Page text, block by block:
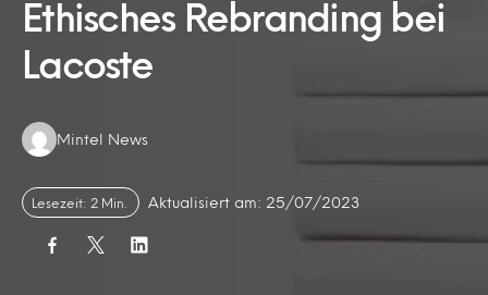
Ethisches Rebranding bei
Lacoste
Authors:
Mintel News
Lesezeit: 2 Min. Aktualisiert am: 25/07/2023